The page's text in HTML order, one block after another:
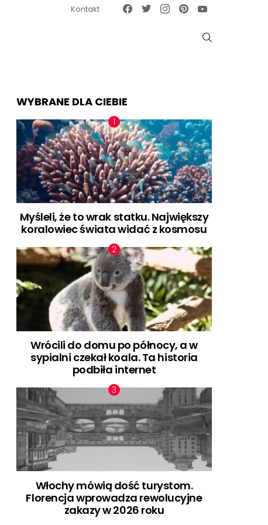
Kontakt Facebook
TwitterInstagram
WYBRANE DLA CIEBIE
Myśleli, że to wrak statku. Największy
koralowiec świata widać z kosmosu
Wrócili do domu po północy, a w
sypialni czekał koala. Ta historia
podbiła internet
Włochy mówią dość turystom.
Florencja wprowadza rewolucyjne
zakazy w 2026 roku